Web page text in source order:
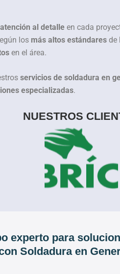
atención al detalle en cada
los más altos estándares de
en el área.
servicios de soldadura en
especializadas.
NUESTROS
experto para
Soldadura en